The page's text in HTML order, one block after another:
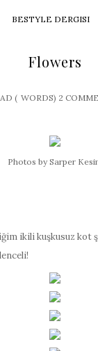
BESTYLE DERGISI
Flowers
( WORDS) 2
Photos by Sarper
ikili kuşkusuz kot